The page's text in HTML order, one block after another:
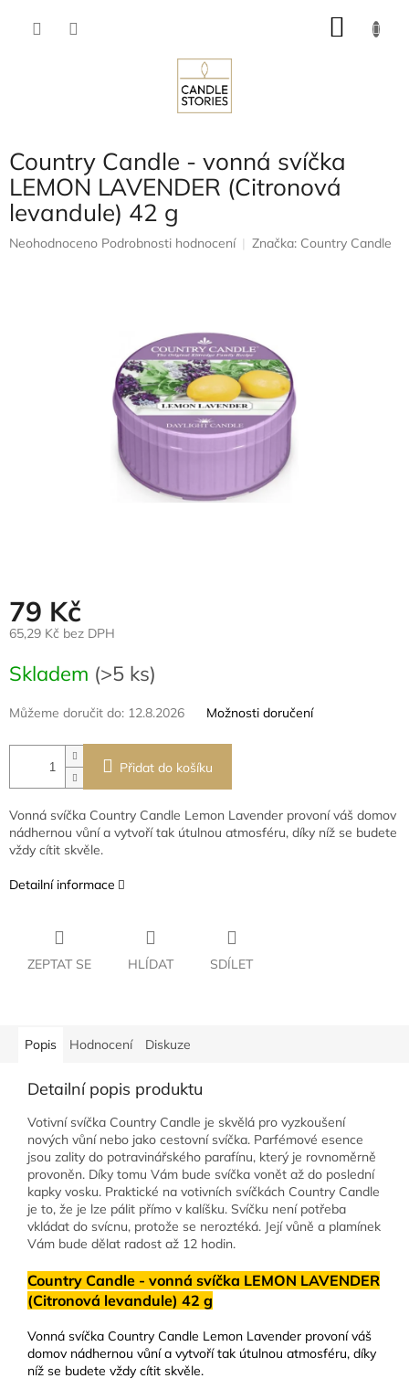
Country Candle - vonná svíčka
LEMON LAVENDER (Citronová
levandule) 42 g
Průměrné
Neohodnoceno Podrobnosti hodnocení Značka: Country Candle
79 Kč
65,29 Kč bez DPH
cena:
Skladem (>5 ks)
Můžeme doručit do: 12.8.2026 Možnosti doručení
Přidat do košíku
Vonná svíčka Country Candle Lemon Lavender provoní váš domov
nádhernou vůní a vytvoří tak útulnou atmosféru, díky níž se budete
vždy cítit skvěle.
Detailní informace
ZEPTAT SE HLÍDAT SDÍLET
Popis Hodnocení Diskuze
Detailní popis produktu
Votivní svíčka Country Candle je skvělá pro vyzkoušení
nových vůní nebo jako cestovní svíčka. Parfémové esence
jsou zality do potravinářského parafínu, který je rovnoměrně
provoněn. Díky tomu Vám bude svíčka vonět až do poslední
kapky vosku. Praktické na votivních svíčkách Country Candle
je to, že je lze pálit přímo v kalíšku. Svíčku není potřeba
vkládat do svícnu, protože se neroztéká. Její vůně a plamínek
Vám bude dělat radost až 12 hodin.
Country Candle - vonná svíčka LEMON LAVENDER
(Citronová levandule) 42 g
Vonná svíčka Country Candle Lemon Lavender provoní váš
domov nádhernou vůní a vytvoří tak útulnou atmosféru, díky
níž se budete vždy cítit skvěle.